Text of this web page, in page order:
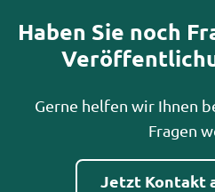
Haben Sie noch
Gerne helfen wir Ihnen
Fragen
Jetzt Kontakt